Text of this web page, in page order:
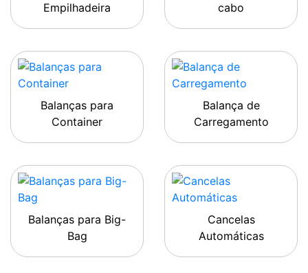
Empilhadeira
cabo
Balanças para
Container
Balança de
Carregamento
Balanças para Big-
Bag
Cancelas
Automáticas